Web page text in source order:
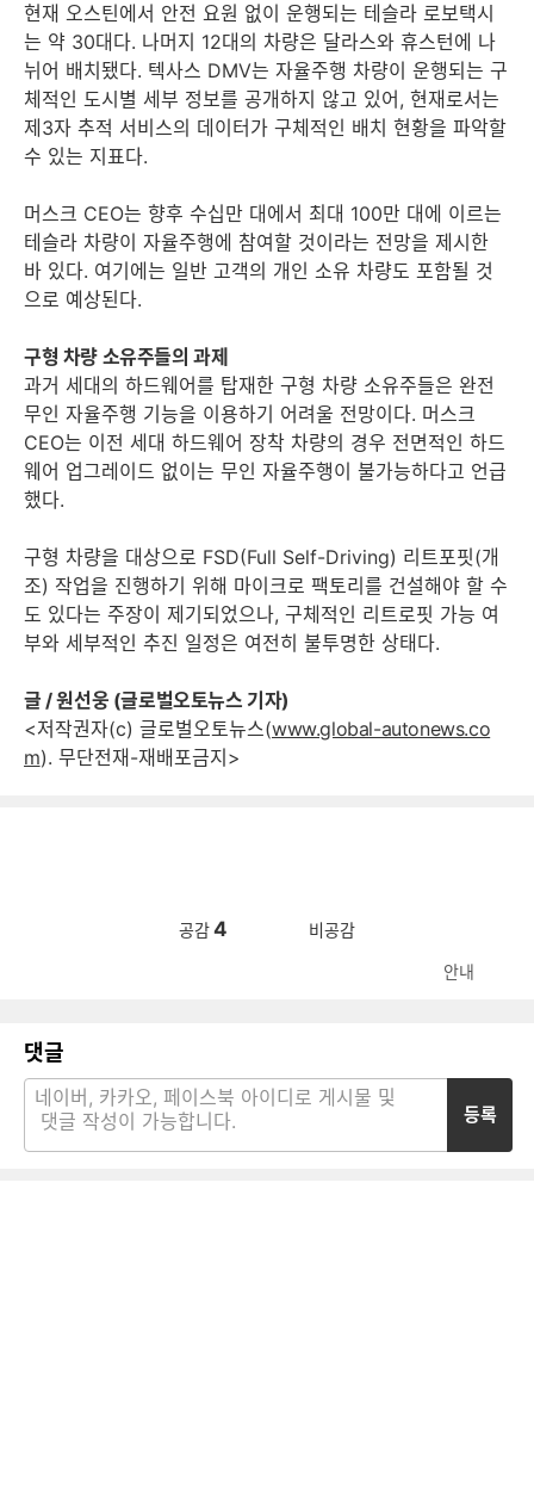
현재 오스틴에서 안전 요원 없이 운행되는 테슬라 로보택시
는 약 30대다. 나머지 12대의 차량은 달라스와 휴스턴에 나
뉘어 배치됐다. 텍사스 DMV는 자율주행 차량이 운행되는 구
체적인 도시별 세부 정보를 공개하지 않고 있어, 현재로서는
제3자 추적 서비스의 데이터가 구체적인 배치 현황을 파악할
수 있는 지표다.
머스크 CEO는 향후 수십만 대에서 최대 100만 대에 이르는
테슬라 차량이 자율주행에 참여할 것이라는 전망을 제시한
바 있다. 여기에는 일반 고객의 개인 소유 차량도 포함될 것
으로 예상된다.
구형 차량 소유주들의 과제
과거 세대의 하드웨어를 탑재한 구형 차량 소유주들은 완전
무인 자율주행 기능을 이용하기 어려울 전망이다. 머스크
CEO는 이전 세대 하드웨어 장착 차량의 경우 전면적인 하드
웨어 업그레이드 없이는 무인 자율주행이 불가능하다고 언급
했다.
구형 차량을 대상으로 FSD(Full Self-Driving) 리트포핏(개
조) 작업을 진행하기 위해 마이크로 팩토리를 건설해야 할 수
도 있다는 주장이 제기되었으나, 구체적인 리트로핏 가능 여
부와 세부적인 추진 일정은 여전히 불투명한 상태다.
글 / 원선웅 (글로벌오토뉴스 기자)
<저작권자(c) 글로벌오토뉴스(www.global-autonews.co
m). 무단전재-재배포금지>
공감 4 비공감
안내
댓글
등록